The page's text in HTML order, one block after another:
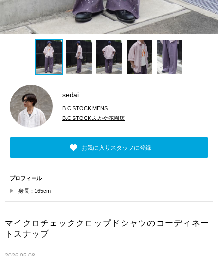
sedai
B.C STOCK MENS
B.C STOCK ふかや花園店
お気に入りスタッフに登録
プロフィール
身長：165cm
マイクロチェッククロップドシャツのコーディネー
トスナップ